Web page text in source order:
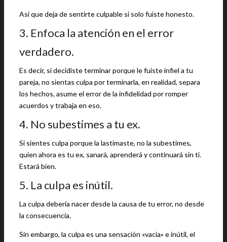
Así que deja de sentirte culpable si solo fuiste honesto.
3. Enfoca la atención en el error
verdadero.
Es decir, si decidiste terminar porque le fuiste infiel a tu
pareja, no sientas culpa por terminarla, en realidad, separa
los hechos, asume el error de la infidelidad por romper
acuerdos y trabaja en eso.
4. No subestimes a tu ex.
Si sientes culpa porque la lastimaste, no la subestimes,
quien ahora es tu ex, sanará, aprenderá y continuará sin ti.
Estará bien.
5. La culpa es inútil.
La culpa debería nacer desde la causa de tu error, no desde
la consecuencia.
Sin embargo, la culpa es una sensación «vacía» e inútil, el